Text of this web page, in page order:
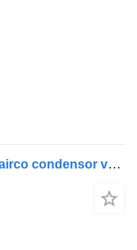
Volvo FM9 (01.01-12.05) 20515165 airco condensor voor Volvo FM7-FM12, FM, FMX (1998-2014) trekker